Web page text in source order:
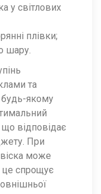
у світлових
плівки;
шару.
та
будь-якому
що відповідає
При
може
це спрощує